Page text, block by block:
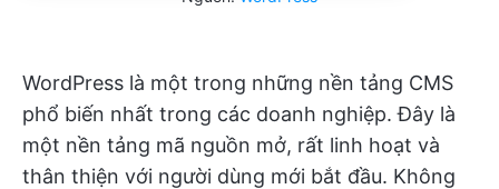
WordPress là một trong những nền tảng CMS
phổ biến nhất trong các doanh nghiệp. Đây là
một nền tảng mã nguồn mở, rất linh hoạt và
thân thiện với người dùng mới bắt đầu. Không